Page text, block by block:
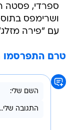
ספרדי, פסטה
ושרימפס
עם "פירה
טרם התפרסמו